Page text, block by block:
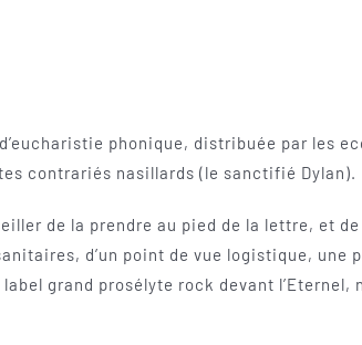
phonique, distribuée par les
contrariés nasillards (le sanctifié Dylan).
de la prendre au pied de la lettre, et
d’un point de vue logistique, une
grand prosélyte rock devant l’Eternel,